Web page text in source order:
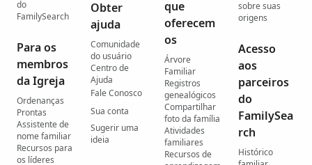
do
FamilySearch
Para os
membros
da Igreja
Ordenanças
Prontas
Assistente de
nome familiar
Recursos para
os líderes
Obter
ajuda
Comunidade
do usuário
Centro de
Ajuda
Fale Conosco
Sua conta
Sugerir uma
ideia
que
oferecem
os
Árvore
Familiar
Registros
genealógicos
Compartilhar
foto da família
Atividades
familiares
Recursos de
sobre suas
origens
Acesso
aos
parceiros
do
FamilySea
rch
Histórico